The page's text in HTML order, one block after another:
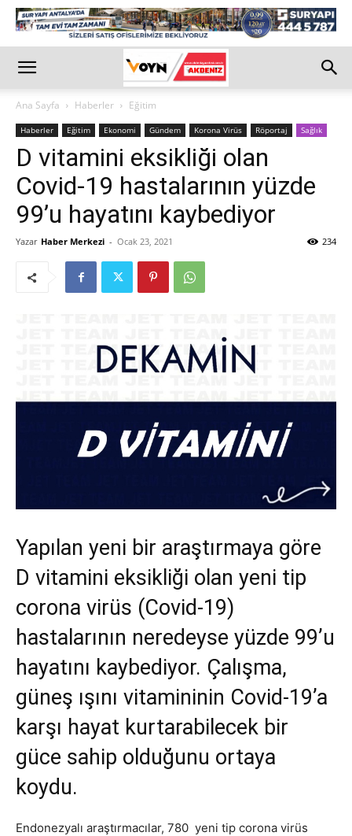
Ana Sayfa Haberler Eğitim
Haberler Eğitim Ekonomi Gündem Korona Virüs Röportaj Sağlık
D vitamini eksikliği olan
Covid-19 hastalarının yüzde
99’u hayatını kaybediyor
Yazar Haber Merkezi - Ocak 23, 2021 234
Yapılan yeni bir araştırmaya göre
D vitamini eksikliği olan yeni tip
corona virüs (Covid-19)
hastalarının neredeyse yüzde 99’u
hayatını kaybediyor. Çalışma,
güneş ışını vitamininin Covid-19’a
karşı hayat kurtarabilecek bir
güce sahip olduğunu ortaya
koydu.
Endonezyalı araştırmacılar, 780 yeni tip corona virüs